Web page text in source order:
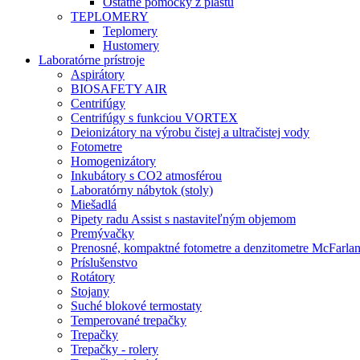
TEPLOMERY
Teplomery
Hustomery
Laboratórne prístroje
Aspirátory
BIOSAFETY AIR
Centrifúgy
Centrifúgy s funkciou VORTEX
Deionizátory na výrobu čistej a ultračistej vody
Fotometre
Homogenizátory
Inkubátory s CO2 atmosférou
Laboratórny nábytok (stoly)
Miešadlá
Pipety radu Assist s nastaviteľným objemom
Premývačky
Prenosné, kompaktné fotometre a denzitometre
Príslušenstvo
Rotátory
Stojany
Suché blokové termostaty
Temperované trepačky
Trepačky
Trepačky - rolery